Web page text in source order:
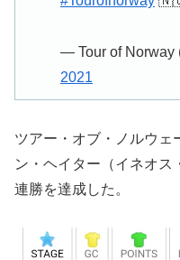
— Tour of Norway
2021
ツアー・オブ・ノルウェ
ン・ヘイター（イネオス
連勝を達成した。